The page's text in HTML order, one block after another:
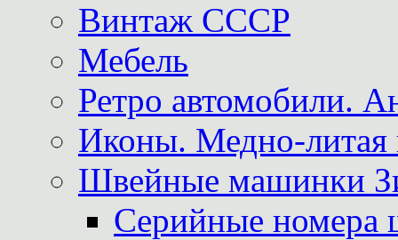
Винтаж СССР
Мебель
Ретро автомобили.
Иконы. Медно-литая
Швейные машинки
Серийные